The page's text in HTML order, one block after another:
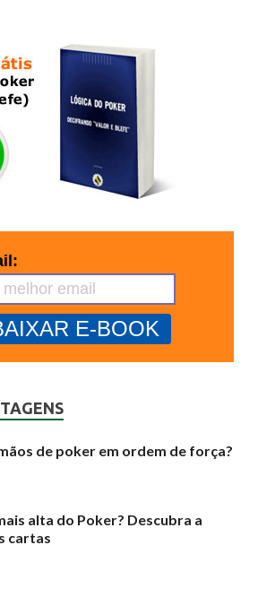
de poker em ordem de força?
alta do Poker? Descubra a
cartas